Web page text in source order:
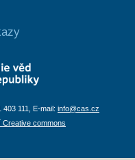
111, E-mail: info@cas.cz
commons